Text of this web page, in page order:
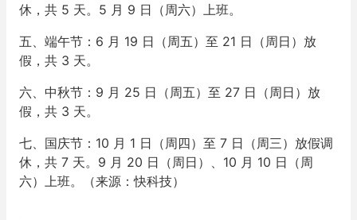
休，共 5 天。5 月 9 日（周六）上班。
五、端午节：6 月 19 日（周五）至 21 日（周日）放
假，共 3 天。
六、中秋节：9 月 25 日（周五）至 27 日（周日）放
假，共 3 天。
七、国庆节：10 月 1 日（周四）至 7 日（周三）放假调
休，共 7 天。9 月 20 日（周日）、10 月 10 日（周
六）上班。（来源：快科技）